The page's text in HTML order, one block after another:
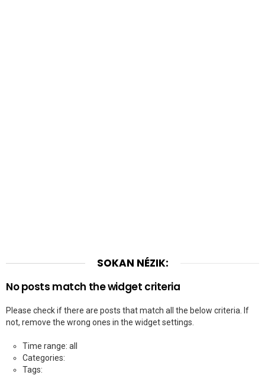
SOKAN NÉZIK:
No posts match the widget criteria
Please check if there are posts that match all the below criteria. If
not, remove the wrong ones in the widget settings.
Time range: all
Categories:
Tags: